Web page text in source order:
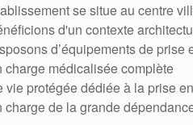
se situe au centre
d'un contexte
d’équipements de
charge médicalisée complète
vie protégée dédiée à la prise
charge de la grande